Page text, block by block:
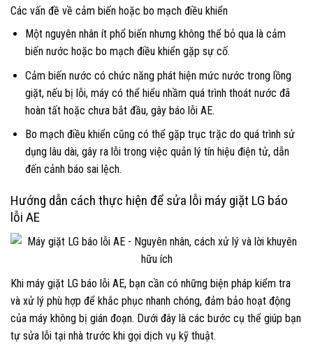
Các vấn đề về cảm biến hoặc bo mạch điều khiển
Một nguyên nhân ít phổ biến nhưng không thể bỏ qua là cảm
biến nước hoặc bo mạch điều khiển gặp sự cố.
Cảm biến nước có chức năng phát hiện mức nước trong lồng
giặt, nếu bị lỗi, máy có thể hiểu nhầm quá trình thoát nước đã
hoàn tất hoặc chưa bắt đầu, gây báo lỗi AE.
Bo mạch điều khiển cũng có thể gặp trục trặc do quá trình sử
dụng lâu dài, gây ra lỗi trong việc quản lý tín hiệu điện tử, dẫn
đến cảnh báo sai lệch.
Hướng dẫn cách thực hiện để sửa lỗi máy giặt LG báo
lỗi AE
Khi máy giặt LG báo lỗi AE, bạn cần có những biện pháp kiểm tra
và xử lý phù hợp để khắc phục nhanh chóng, đảm bảo hoạt động
của máy không bị gián đoạn. Dưới đây là các bước cụ thể giúp bạn
tự sửa lỗi tại nhà trước khi gọi dịch vụ kỹ thuật.